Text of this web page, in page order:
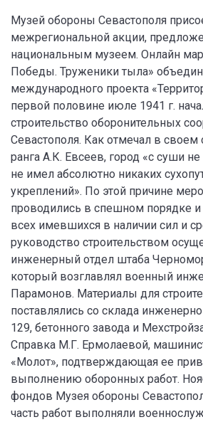
Музей обороны Севастополя
межрегиональной акции,
национальным музеем. Онлайн
Победы. Труженики тыла»
международного проекта
первой половине июле 1941 г.
строительство оборонительных
Севастополя. Как отмечал в своем
ранга А.К. Евсеев, город «с суши
не имел абсолютно никаких
укреплений». По этой причине
проводились в спешном порядке
всех имевшихся в наличии сил и
руководство строительством
инженерный отдел штаба
который возглавлял военный
Парамонов. Материалы для
поставлялись со склада
129, бетонного завода и
Справка М.Г. Ермолаевой,
«Молот», подтверждающая ее
выполнению оборонных работ.
фондов Музея обороны
часть работ выполняли